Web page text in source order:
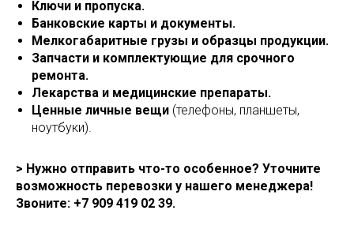
Ключи и пропуска.
Банковские карты и документы.
Мелкогабаритные грузы и образцы продукции.
Запчасти и комплектующие для срочного
ремонта.
Лекарства и медицинские препараты.
Ценные личные вещи (телефоны, планшеты,
ноутбуки).
> Нужно отправить что-то особенное? Уточните
возможность перевозки у нашего менеджера!
Звоните: +7 909 419 02 39.